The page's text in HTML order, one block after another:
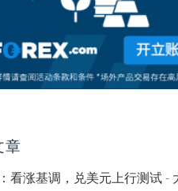
章
看涨基调，兑美元上行测试 -